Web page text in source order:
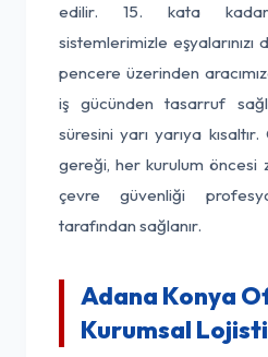
edilir. 15. kata kadar
sistemlerimizle
pencere üzerinden
iş gücünden tasarruf
süresini yarı yarıya
gereği, her kurulum öncesi
çevre güvenliği
tarafından sağlanır.
Adana Konya
Kurumsal